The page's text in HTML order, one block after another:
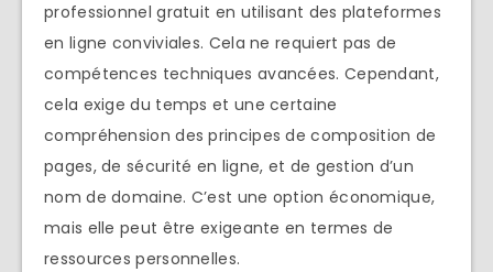
professionnel gratuit en utilisant des plateformes
en ligne conviviales. Cela ne requiert pas de
compétences techniques avancées. Cependant,
cela exige du temps et une certaine
compréhension des principes de composition de
pages, de sécurité en ligne, et de gestion d’un
nom de domaine. C’est une option économique,
mais elle peut être exigeante en termes de
ressources personnelles.